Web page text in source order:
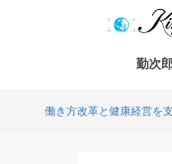
勤次
働き方改革と健康経営を